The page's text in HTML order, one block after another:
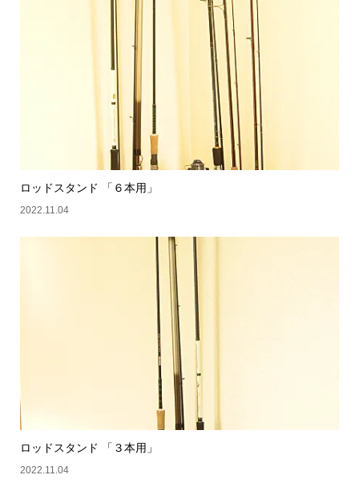
ロッドスタンド 「６本用」
2022.11.04
ロッドスタンド 「３本用」
2022.11.04